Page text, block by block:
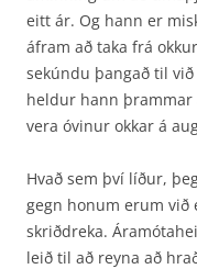
eitt ár. Og hann er
áfram að taka frá
sekúndu þangað til
heldur hann
vera óvinur okkar á
Hvað sem því líður,
gegn honum erum við
skriðdreka.
leið til að reyna að